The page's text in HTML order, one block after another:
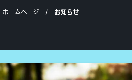
ホームページ お知らせ